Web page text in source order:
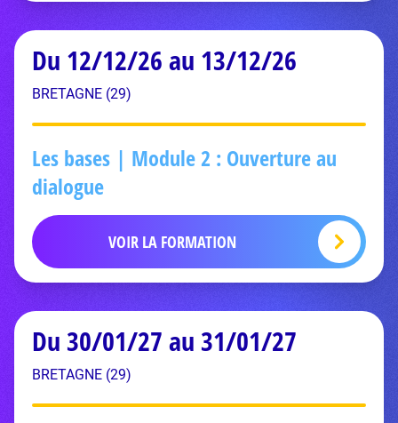
Du 12/12/26 au 13/12/26
BRETAGNE (29)
Les bases | Module 2 : Ouverture au
dialogue
VOIR LA FORMATION
Du 30/01/27 au 31/01/27
BRETAGNE (29)